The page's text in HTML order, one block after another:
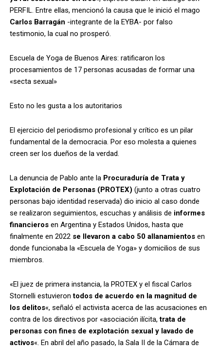
PERFIL. Entre ellas, mencionó la causa que le inició el mago
Carlos Barragán -integrante de la EYBA- por falso
testimonio, la cual no prosperó.
Escuela de Yoga de Buenos Aires: ratificaron los
procesamientos de 17 personas acusadas de formar una
«secta sexual»
Esto no les gusta a los autoritarios
El ejercicio del periodismo profesional y crítico es un pilar
fundamental de la democracia. Por eso molesta a quienes
creen ser los dueños de la verdad.
La denuncia de Pablo ante la Procuraduría de Trata y
Explotación de Personas (PROTEX) (junto a otras cuatro
personas bajo identidad reservada) dio inicio al caso donde
se realizaron seguimientos, escuchas y análisis de informes
financieros en Argentina y Estados Unidos, hasta que
finalmente en 2022 se llevaron a cabo 50 allanamientos en
donde funcionaba la «Escuela de Yoga» y domicilios de sus
miembros.
«El juez de primera instancia, la PROTEX y el fiscal Carlos
Stornelli estuvieron todos de acuerdo en la magnitud de
los delitos«, señaló el activista acerca de las acusaciones en
contra de los directivos por «asociación ilícita,trata de
personas con fines de explotación sexual y lavado de
activos«. En abril del año pasado, la Sala II de la Cámara de